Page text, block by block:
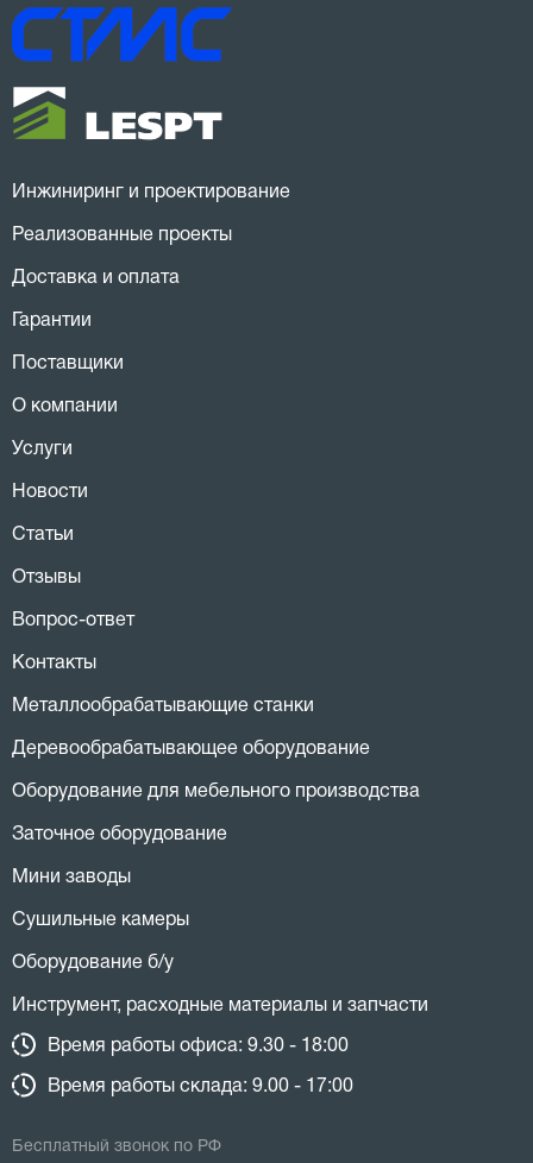
Инжиниринг и проектирование
Реализованные проекты
Доставка и оплата
Гарантии
Поставщики
О компании
Услуги
Новости
Статьи
Отзывы
Вопрос-ответ
Контакты
Металлообрабатывающие станки
Деревообрабатывающее оборудование
Оборудование для мебельного производства
Заточное оборудование
Мини заводы
Сушильные камеры
Оборудование б/у
Инструмент, расходные материалы и запчасти
Время работы офиса: 9.30 - 18:00
Время работы склада: 9.00 - 17:00
Бесплатный звонок по РФ